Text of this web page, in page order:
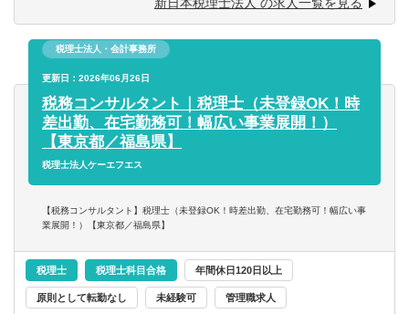
チームとTeamsでつながっているので孤独感がないです。
間もしっかり確保できています。「在宅だから」と手を抜
かず誠実に仕事できる環境が自分には合っていると感じて
います。
Q. どんな人に向いていると思いますか？
持ちがある方にはぜひ来てほしいですね。
■スピード感を持って仕事に取り組める方
■お客様に対し真摯な対応ができる方
■資産譲渡・贈与に関する支援
■経営計画策定支援
■経営相談・財務コンサルティング
税理士法人・会計事務所
更新日：2026年06月26日
税務コンサルタント｜税理士（未登録OK！時
差出勤、在宅勤務可！幅広い事業展開！）
【東京都／福島県】
税理士法人ケーエフエス
【税務コンサルタント】税理士（未登録OK！時差出勤、在宅勤務可！幅広い事
業展開！）【東京都／福島県】
税理士 税理士科目合格 年間休日120日以上
原則として転勤なし 未経験可 管理職求人